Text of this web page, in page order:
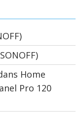
Home
Pro 120